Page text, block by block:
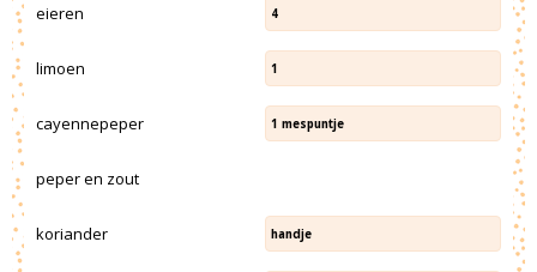
eieren 4
limoen 1
cayennepeper 1 mespuntje
peper en zout
koriander handje